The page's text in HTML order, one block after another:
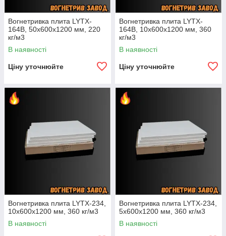
Вогнетривка плита LYTX-
164B, 50х600х1200 мм, 220
кг/м3
В наявності
Ціну уточнюйте
Вогнетривка плита LYTX-
164B, 10х600х1200 мм, 360
кг/м3
В наявності
Ціну уточнюйте
Вогнетривка плита LYTX-234,
10х600х1200 мм, 360 кг/м3
В наявності
Вогнетривка плита LYTX-234,
5х600х1200 мм, 360 кг/м3
В наявності